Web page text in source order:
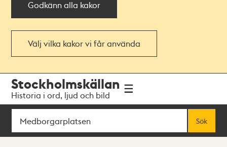
Godkänn alla kakor
Välj vilka kakor vi får använda
navigationen
huvudinnehållet
Stockholmskällan
Historia i ord, ljud och bild
Sök
Sök